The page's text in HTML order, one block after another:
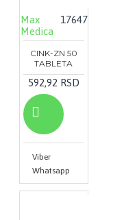
Max
Medica
17647
CINK-ZN 50
TABLETA
592,92 RSD
Viber
Whatsapp